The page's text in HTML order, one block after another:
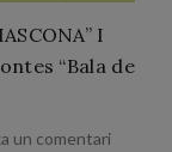
I
“Bala de
un comentari